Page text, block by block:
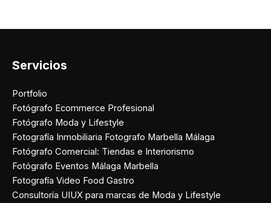
Servicios
Portfolio
Fotógrafo Ecommerce Profesional
Fotógrafo Moda y Lifestyle
Fotografía Inmobiliaria Fotografo Marbella Málaga
Fotógrafo Comercial: Tiendas e Interiorismo
Fotógrafo Eventos Málaga Marbella
Fotografía Video Food Gastro
Consultoría UIUX para marcas de Moda y Lifestyle